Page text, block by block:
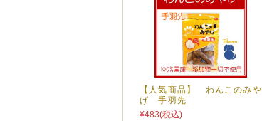
【人気商品】 わんこのみや
げ 手羽先
¥483(税込)